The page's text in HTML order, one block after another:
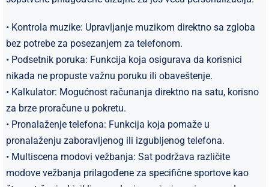
• Kontrola muzike: Upravljanje muzikom direktno sa zgloba
bez potrebe za posezanjem za telefonom.
• Podsetnik poruka: Funkcija koja osigurava da korisnici
nikada ne propuste važnu poruku ili obaveštenje.
• Kalkulator: Mogućnost računanja direktno na satu, korisno
za brze proračune u pokretu.
• Pronalaženje telefona: Funkcija koja pomaže u
pronalaženju zaboravljenog ili izgubljenog telefona.
• Multiscena modovi vežbanja: Sat podržava različite
modove vežbanja prilagođene za specifične sportove kao